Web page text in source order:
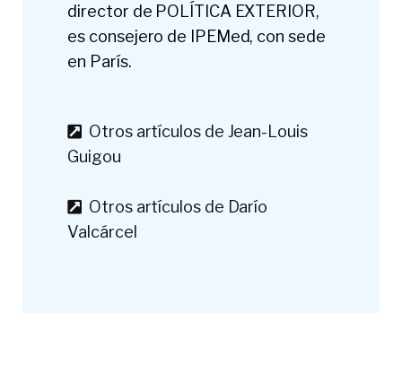
director de POLÍTICA EXTERIOR,
es consejero de IPEMed, con sede
en París.
Otros artículos de Jean-Louis
Guigou
Otros artículos de Darío
Valcárcel